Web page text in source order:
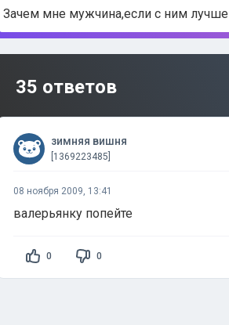
Зачем мне мужчина,если с ним лучше
35 ответов
зимняя вишня
[1369223485]
08 ноября 2009, 13:41
валерьянку попейте
0 0